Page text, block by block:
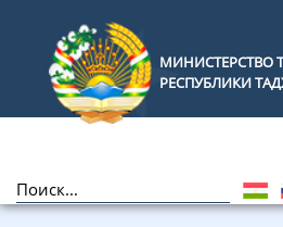
МИНИСТЕРСТВО
РЕСПУБЛИКИ